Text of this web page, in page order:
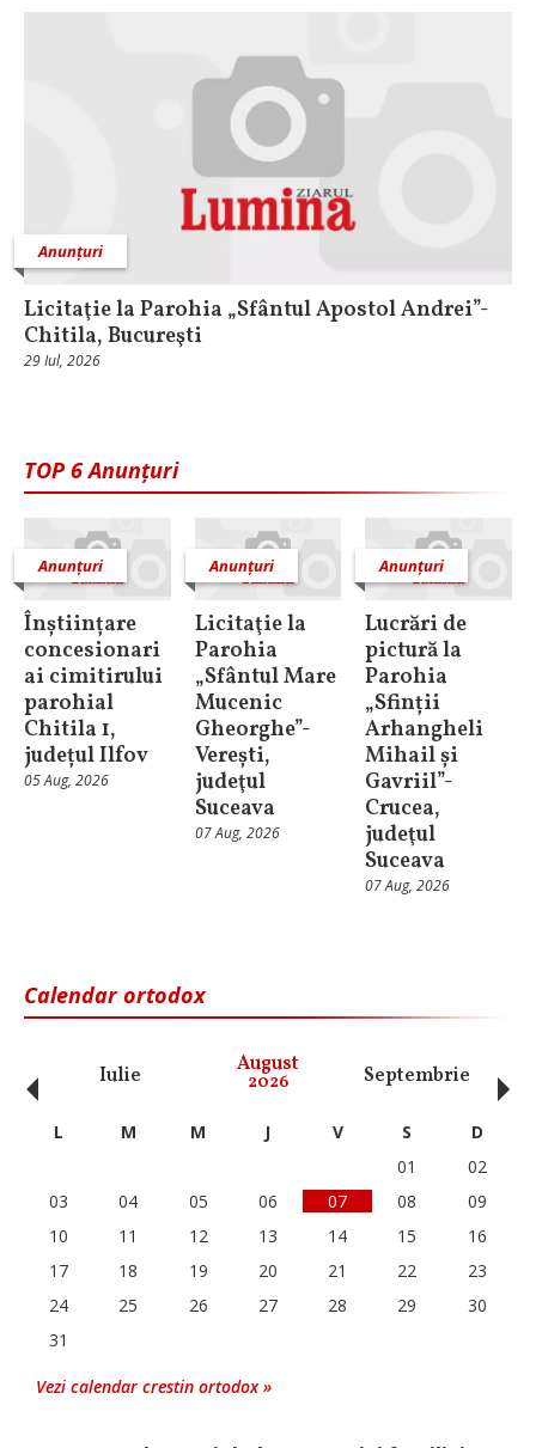
Anunțuri
Licitaţie la Parohia „Sfântul Apostol Andrei”-
Chitila, Bucureşti
29 Iul, 2026
TOP 6 Anunțuri
Anunțuri
Înștiințare
concesionari
ai cimitirului
parohial
Chitila 1,
județul Ilfov
05 Aug, 2026
Anunțuri
Licitaţie la
Parohia
„Sfântul Mare
Mucenic
Gheorghe”-
Verești,
judeţul
Suceava
07 Aug, 2026
Anunțuri
Lucrări de
pictură la
Parohia
„Sfinții
Arhangheli
Mihail și
Gavriil”-
Crucea,
judeţul
Suceava
07 Aug, 2026
Calendar ortodox
Iulie August
2026 Septembrie
‹ L M M J V S
D
01
02
03
04 05 06 07 08
09
10
11 12 13 14 15
16
17
18 19 20 21 22
23
24
25 26 27 28 29
30
31
Vezi calendar crestin ortodox »